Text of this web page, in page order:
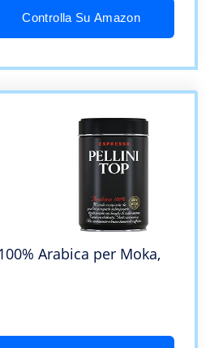
Controlla Su Amazon
Arabica per Moka,